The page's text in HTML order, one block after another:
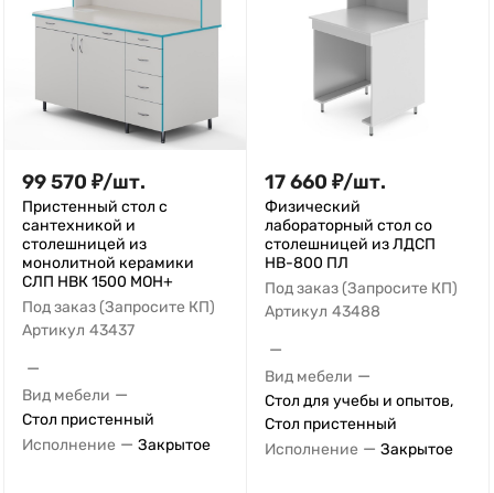
99 570 ₽/шт.
Пристенный стол с
сантехникой и
столешницей из
монолитной керамики
СЛП НВК 1500 МОН+
Под заказ (Запросите КП)
Артикул 43437
—
Вид мебели —
Стол пристенный
Исполнение — Закрытое
17 660 ₽/шт.
Физический
лабораторный стол со
столешницей из ЛДСП
НВ-800 ПЛ
Под заказ (Запросите КП)
Артикул 43488
—
Вид мебели —
Стол для учебы и опытов,
Стол пристенный
Исполнение — Закрытое